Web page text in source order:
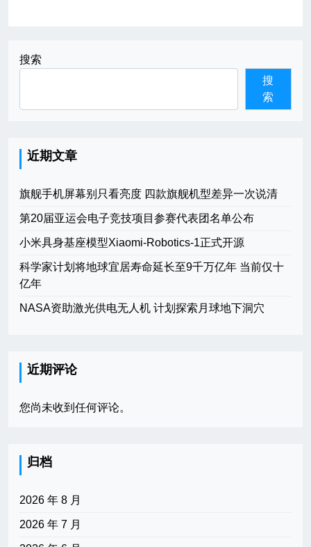
搜索
搜
索
近期文章
旗舰手机屏幕别只看亮度 四款旗舰机型差异一次说清
第20届亚运会电子竞技项目参赛代表团名单公布
小米具身基座模型Xiaomi-Robotics-1正式开源
科学家计划将地球宜居寿命延长至9千万亿年 当前仅十
亿年
NASA资助激光供电无人机 计划探索月球地下洞穴
近期评论
您尚未收到任何评论。
归档
2026 年 8 月
2026 年 7 月